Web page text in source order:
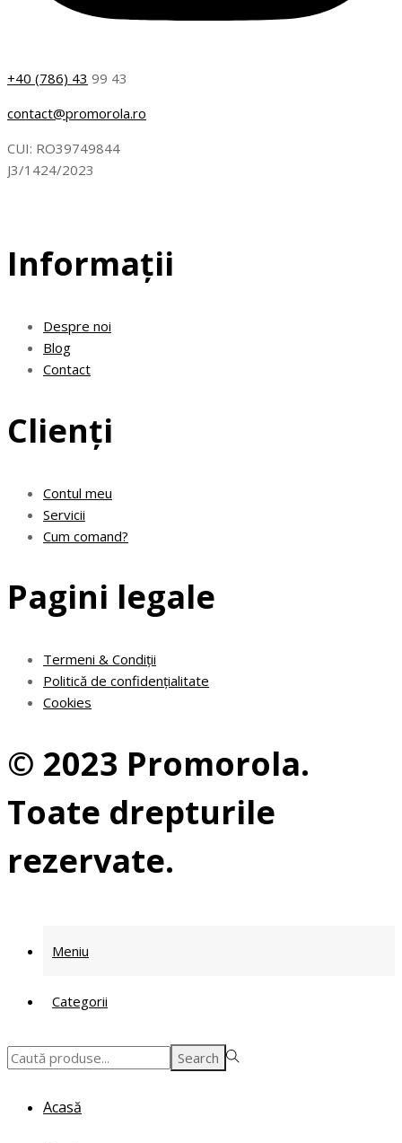
+40 (786) 43 99 43
contact@promorola.ro
CUI: RO39749844
J3/1424/2023
Informații
Despre noi
Blog
Contact
Clienți
Contul meu
Servicii
Cum comand?
Pagini legale
Termeni & Condiții
Politică de confidențialitate
Cookies
© 2023 Promorola.
Toate drepturile
rezervate.
Meniu
Categorii
Search
Search
Acasă